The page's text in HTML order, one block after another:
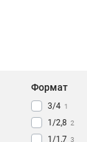
Формат
3/4 1
1/2,8 2
1/1,7 3